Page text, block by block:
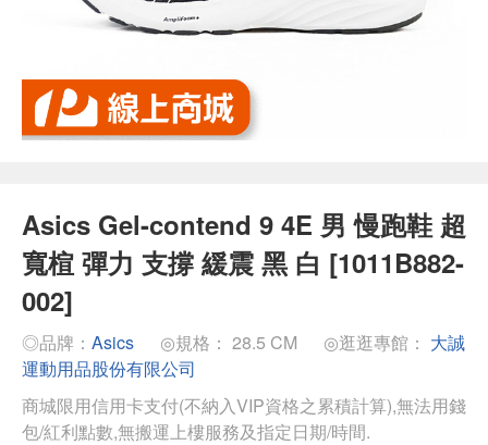
Asics Gel-contend 9 4E 男 慢跑鞋 超
寬楦 彈力 支撐 緩震 黑 白 [1011B882-
002]
◎品牌： Asics ◎規格： 28.5 CM ◎逛逛專館： 大誠
運動用品股份有限公司
商城限用信用卡支付(不納入VIP資格之累積計算),無法用錢
包/紅利點數,無搬運上樓服務及指定日期/時間.